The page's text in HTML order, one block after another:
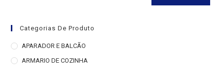
Categorias De Produto
APARADOR E BALCÃO
ARMARIO DE COZINHA